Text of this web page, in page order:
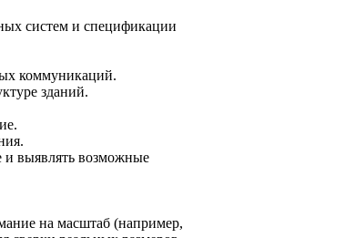
систем и спецификации
коммуникаций.
зданий.
и выявлять возможные
на масштаб (например,